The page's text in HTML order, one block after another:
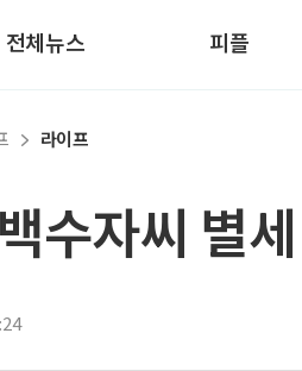
전체뉴스 피플
라이프
수자씨 별